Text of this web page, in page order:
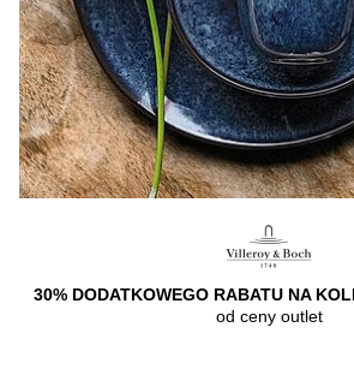
30% DODATKOWEGO RABATU NA
od ceny outlet